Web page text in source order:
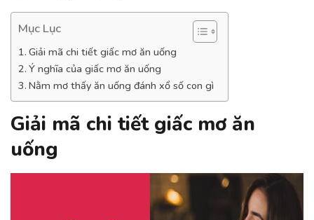
Mục Lục
Giải mã chi tiết giấc mơ ăn uống
Ý nghĩa của giấc mơ ăn uống
Nằm mơ thấy ăn uống đánh xổ số con gì
Giải mã chi tiết giấc mơ ăn
uống